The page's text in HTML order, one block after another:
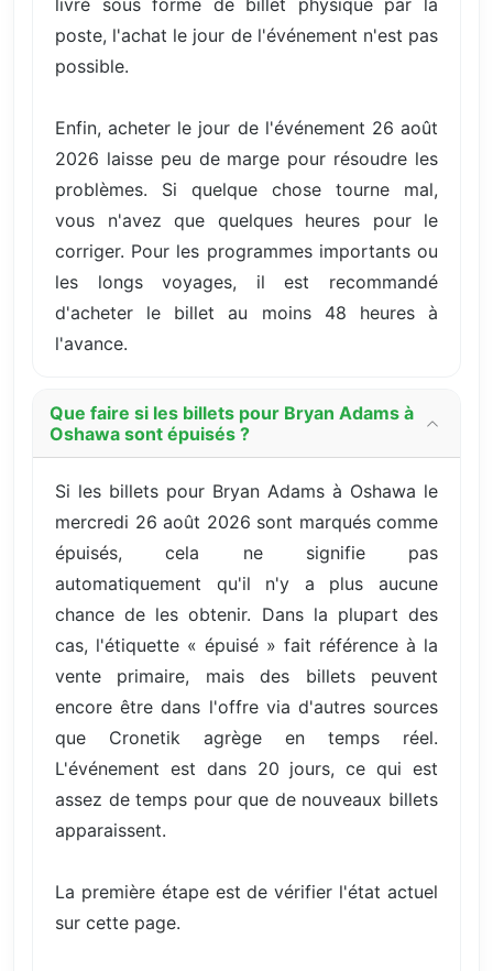
poste, l'achat le jour de l'événement n'est pas
possible.
Enfin, acheter le jour de l'événement 26 août
2026 laisse peu de marge pour résoudre les
problèmes. Si quelque chose tourne mal,
vous n'avez que quelques heures pour le
corriger. Pour les programmes importants ou
les longs voyages, il est recommandé
d'acheter le billet au moins 48 heures à
l'avance.
Que faire si les billets pour Bryan Adams à
Oshawa sont épuisés ?
Si les billets pour Bryan Adams à Oshawa le
mercredi 26 août 2026 sont marqués comme
épuisés, cela ne signifie pas
automatiquement qu'il n'y a plus aucune
chance de les obtenir. Dans la plupart des
cas, l'étiquette « épuisé » fait référence à la
vente primaire, mais des billets peuvent
encore être dans l'offre via d'autres sources
que Cronetik agrège en temps réel.
L'événement est dans 20 jours, ce qui est
assez de temps pour que de nouveaux billets
apparaissent.
La première étape est de vérifier l'état actuel
sur cette page.